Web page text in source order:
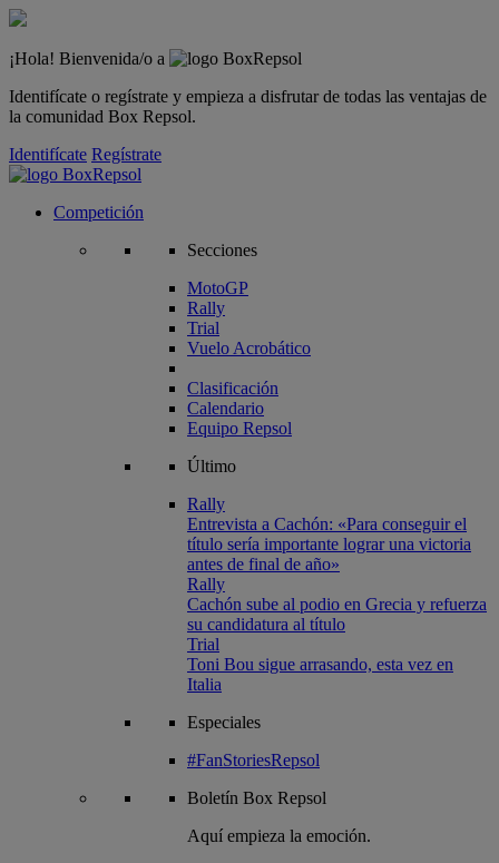
¡Hola! Bienvenida/o a
Identifícate o regístrate y empieza a disfrutar de todas las ventajas de
la comunidad Box Repsol.
Identifícate Regístrate
Competición
Secciones
MotoGP
Rally
Trial
Vuelo Acrobático
Clasificación
Calendario
Equipo Repsol
Último
Rally
Entrevista a Cachón: «Para conseguir el
título sería importante lograr una victoria
antes de final de año»
Rally
Cachón sube al podio en Grecia y refuerza
su candidatura al título
Trial
Toni Bou sigue arrasando, esta vez en
Italia
Especiales
#FanStoriesRepsol
Boletín Box Repsol
Aquí empieza la emoción.